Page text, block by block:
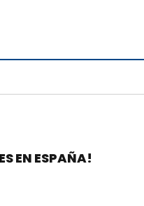
EN ESPAÑA!